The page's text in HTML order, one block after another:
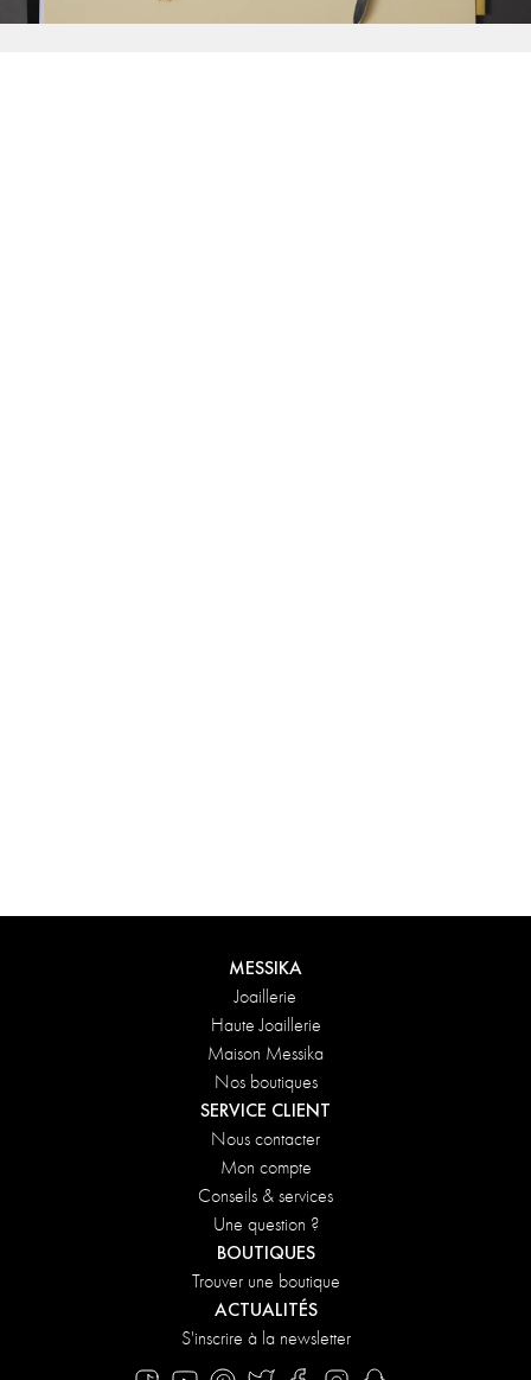
DÉCOUVRIR
MESSIKA
Joaillerie
Haute Joaillerie
Maison Messika
Nos boutiques
SERVICE CLIENT
Nous contacter
Mon compte
Conseils & services
Une question ?
BOUTIQUES
Trouver une boutique
ACTUALITÉS
S'inscrire à la newsletter